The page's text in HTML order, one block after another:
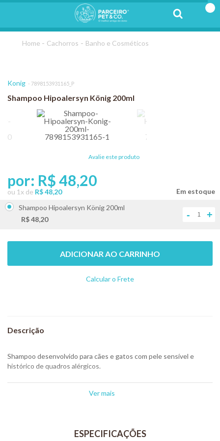
Cachorros Banho e Cosméticos
Avalie este produto
Konig 7898153931165_P
Shampoo Hipoalersyn König 200ml
por: R$ 48,20
ou 1 x de R$ 48,20
Shampoo Hipoalersyn König 200ml
R$ 48,20
- +
ADICIONAR AO CARRINHO
Calcular o Frete
Não sei meu CEP
Shampoo desenvolvido para cães e gatos com pele sensível e
histórico de quadros alérgicos.
Tratamentos dermatológicos de cães e gatos com histórico de
alergias ou pele sensível, ou quando banhos frequentes são
calmante e cicatrizante proveniente da interação entre Aloe vera
Ver mais